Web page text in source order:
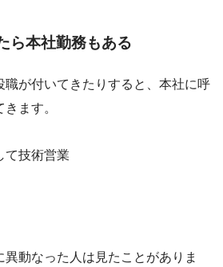
ら本社勤務もある
職が付いてきたりすると、本社に呼
ます。
て技術営業
異動なった人は見たことがありま